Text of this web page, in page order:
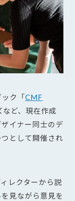
ク「CMF
など、現在作成
イナー同士のデ
として開催され
レクターから説
見ながら意見を